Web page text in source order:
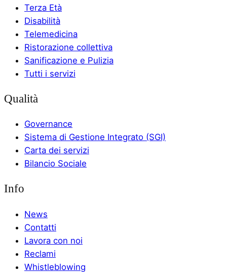
Terza Età
Disabilità
Telemedicina
Ristorazione collettiva
Sanificazione e Pulizia
Tutti i servizi
Qualità
Governance
Sistema di Gestione Integrato (SGI)
Carta dei servizi
Bilancio Sociale
Info
News
Contatti
Lavora con noi
Reclami
Whistleblowing